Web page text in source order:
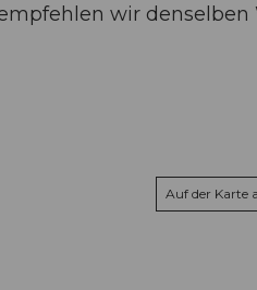
wir denselben
Auf der Karte